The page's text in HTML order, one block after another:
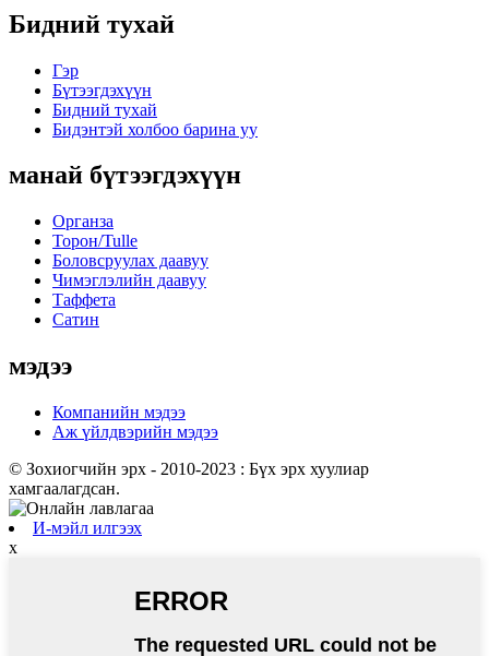
Бидний тухай
Гэр
Бүтээгдэхүүн
Бидний тухай
Бидэнтэй холбоо барина уу
манай бүтээгдэхүүн
Органза
Торон/Tulle
Боловсруулах даавуу
Чимэглэлийн даавуу
Таффета
Сатин
мэдээ
Компанийн мэдээ
Аж үйлдвэрийн мэдээ
© Зохиогчийн эрх - 2010-2023 : Бүх эрх хуулиар
хамгаалагдсан.
И-мэйл илгээх
x